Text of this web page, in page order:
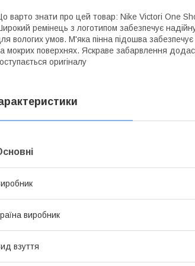
варто знати про цей товар: Nike Victori One
ремінець з логотипом забезпечує
вологих умов. М'яка пінна підошва
мокрих поверхнях. Яскраве забарвлення
оригіналу
виробник
взуття